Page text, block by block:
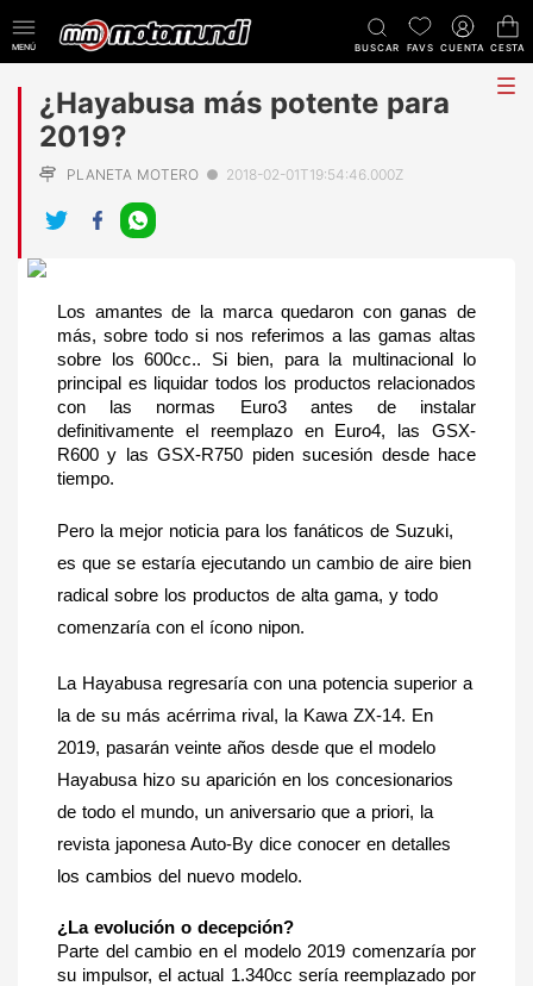
MENÚ BUSCAR FAVS CUENTA CESTA
¿Hayabusa más potente para
2019?
PLANETA MOTERO ● 2018-02-01T19:54:46.000Z
Los amantes de la marca quedaron con ganas de
más, sobre todo si nos referimos a las gamas altas
sobre los 600cc.. Si bien, para la multinacional lo
principal es liquidar todos los productos relacionados
con las normas Euro3 antes de instalar
definitivamente el reemplazo en Euro4, las GSX-
R600 y las GSX-R750 piden sucesión desde hace
tiempo.
Pero la mejor noticia para los fanáticos de Suzuki,
es que se estaría ejecutando un cambio de aire bien
radical sobre los productos de alta gama, y todo
comenzaría con el ícono nipon.
La Hayabusa regresaría con una potencia superior a
la de su más acérrima rival, la Kawa ZX-14. En
2019, pasarán veinte años desde que el modelo
Hayabusa hizo su aparición en los concesionarios
de todo el mundo, un aniversario que a priori, la
revista japonesa Auto-By dice conocer en detalles
los cambios del nuevo modelo.
¿La evolución o decepción?
Parte del cambio en el modelo 2019 comenzaría por
su impulsor, el actual 1.340cc sería reemplazado por